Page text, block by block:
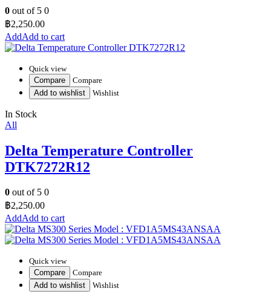
0 out of 5 0
฿2,250.00
Add to cart
Quick view
Compare
Compare
Add to wishlist
Wishlist
In Stock
All
Delta Temperature Controller
DTK7272R12
0 out of 5 0
฿2,250.00
Add to cart
Quick view
Compare
Compare
Add to wishlist
Wishlist